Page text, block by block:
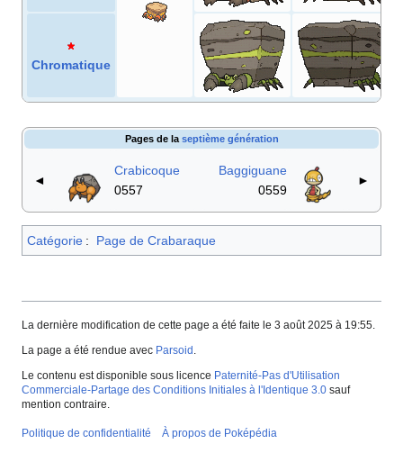
Chromatique
Pages de la septième génération
◄
Crabicoque
0557
Baggiguane
0559
►
Catégorie : Page de Crabaraque
La dernière modification de cette page a été faite le 3 août 2025 à 19:55.
La page a été rendue avec Parsoid .
Le contenu est disponible sous licence Paternité-Pas d'Utilisation
Commerciale-Partage des Conditions Initiales à l'Identique 3.0 sauf
mention contraire.
Politique de confidentialité À propos de Poképédia